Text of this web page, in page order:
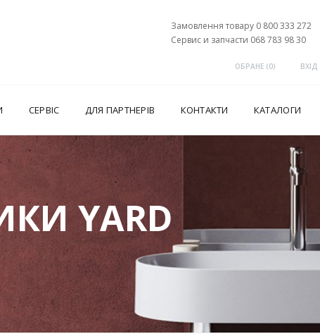
Замовлення товару 0 800 333 272
Сервис и запчасти 068 783 98 30
ОБРАНЕ (0) ВХІД
СЕРВІС ДЛЯ ПАРТНЕРІВ КОНТАКТИ КАТАЛОГИ
YARD